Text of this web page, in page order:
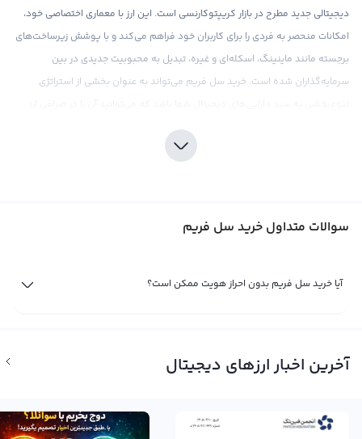
دیجیتالی جدید مطرح در بازار کریپتوکارنسی است. این ارز با معماری اختصاصی خود،
امکانات منحصر به فردی را برای کاربران خود فراهم می‌کند و با پوشش زیرساخت‌های
برجسته مانند ماینینگ، اسکله‌ای و غیره، تبدیل به محبوبیت جدیدی در بین
سرمایه‌گذاران شده است. خرید سل فریم می‌تواند به عنوان بخشی از استراتژی
برای سرمایه‌گذاری در سل فریم، نیازمند تحقیقات کامل و آگاهی از بازار هستید. با
اطلاعات مفید، به شما کمک می‌کند تا بهترین تصمیم در مورد خرید سل فریم
خواهید جان بخشی از سرمایه خود را در خطر نهید، فروش سل فریم یا همان
سوالات متداول خرید سل فریم
آیا خرید سل فریم بدون احراز هویت ممکن است؟
آخرین اخبار ارزهای دیجیتال